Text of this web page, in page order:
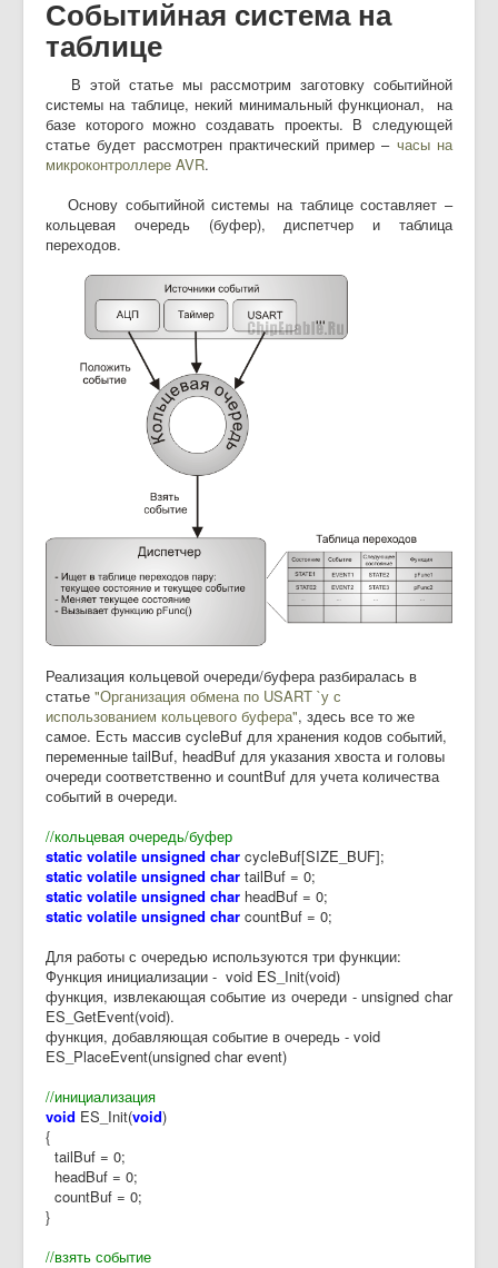
Событийная система на
таблице
В этой статье мы рассмотрим заготовку событийной
системы на таблице, некий минимальный функционал, на
базе которого можно создавать проекты. В следующей
статье будет рассмотрен практический пример – часы на
микроконтроллере AVR.
Основу событийной системы на таблице составляет –
кольцевая очередь (буфер), диспетчер и таблица
переходов.
Реализация кольцевой очереди/буфера разбиралась в
статье "Организация обмена по USART `у с
использованием кольцевого буфера", здесь все то же
самое. Есть массив cycleBuf для хранения кодов событий,
переменные tailBuf, headBuf для указания хвоста и головы
очереди соответственно и countBuf для учета количества
событий в очереди.
//кольцевая очередь/буфер
static volatile unsigned char cycleBuf[SIZE_BUF];
static volatile unsigned char tailBuf = 0;
static volatile unsigned char headBuf = 0;
static volatile unsigned char countBuf = 0;
Для работы с очередью используются три функции:
Функция инициализации - void ES_Init(void)
функция, извлекающая событие из очереди - unsigned char
ES_GetEvent(void).
функция, добавляющая событие в очередь - void
ES_PlaceEvent(unsigned char event)
//инициализация
void ES_Init(void)
{
tailBuf = 0;
headBuf = 0;
countBuf = 0;
}
//взять событие